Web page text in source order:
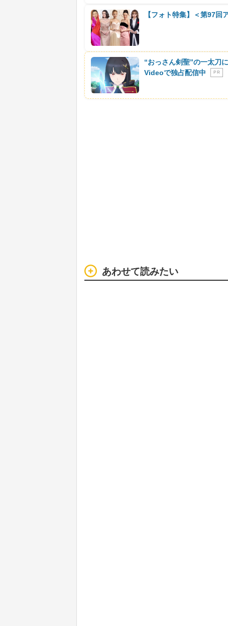
【フォト特集】＜第97回
“おっさん剣聖”の一太刀
Videoで独占配信中
P R
あわせて読みたい